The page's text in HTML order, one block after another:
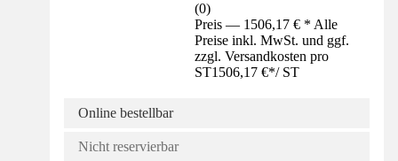
(0)
Preis — 1506,17 € * Alle
Preise inkl. MwSt. und ggf.
zzgl. Versandkosten pro
ST1506,17 €*/ ST
Online bestellbar
Nicht reservierbar